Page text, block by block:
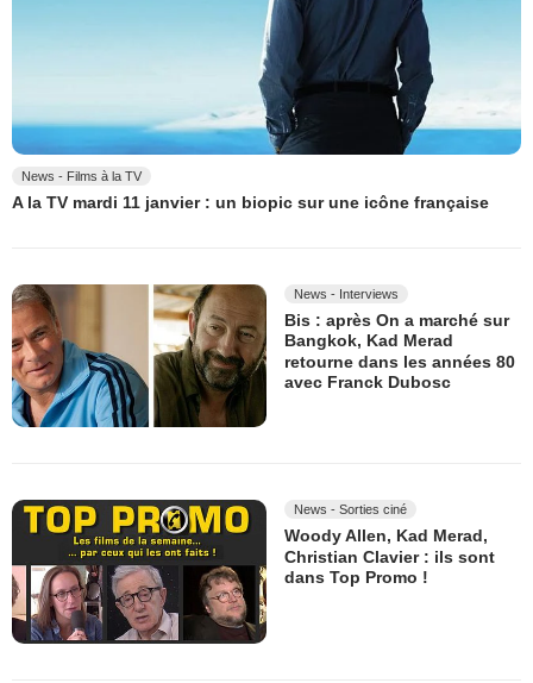
News - Films à la TV
A la TV mardi 11 janvier : un biopic sur une icône française
News - Interviews
Bis : après On a marché sur
Bangkok, Kad Merad
retourne dans les années 80
avec Franck Dubosc
News - Sorties ciné
Woody Allen, Kad Merad,
Christian Clavier : ils sont
dans Top Promo !